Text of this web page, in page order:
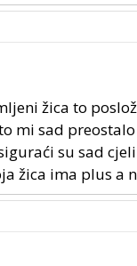
žica to
mi sad
su sad
žica ima plus a